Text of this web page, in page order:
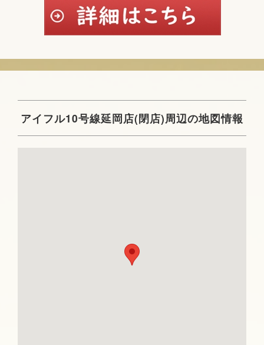
アイフル10号線延岡店(閉店)周辺の地図情報